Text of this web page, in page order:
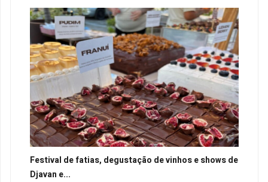
Festival de fatias, degustação de vinhos e shows de
Djavan e...